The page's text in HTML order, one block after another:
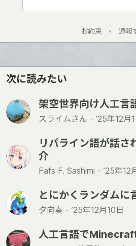
お約束 • 通報
次に読みたい
架空世界向け人工言
スライムさん - ’25年12月
リパライン語が話さ
介
Fafs F. Sashimi - ’25年12
とにかくランダムに
夕向奏 - ’25年12月10日
人工言語で